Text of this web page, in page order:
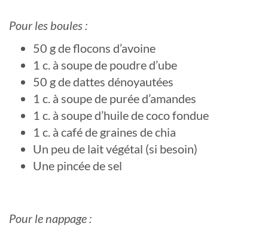
Pour les boules :
50 g de flocons d’avoine
1 c. à soupe de poudre d’ube
50 g de dattes dénoyautées
1 c. à soupe de purée d’amandes
1 c. à soupe d’huile de coco fondue
1 c. à café de graines de chia
Un peu de lait végétal (si besoin)
Une pincée de sel
Pour le nappage :